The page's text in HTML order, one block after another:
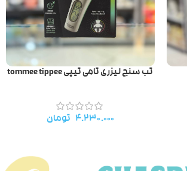
تب سنج لیزری تامی تیپی tommee tippee
۴.۲۳۰.۰۰۰ تومان